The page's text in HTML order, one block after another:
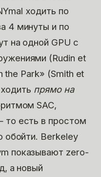
ходить по
4 минуты и по
на одной GPU с
(Rudin et
the Park» (Smith et
прямо на
SAC,
то есть в простом
обойти. Berkeley
показывают zero-
а новый